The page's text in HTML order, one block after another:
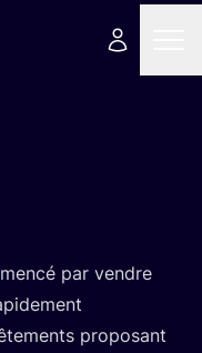
par vendre
pro­po­sant